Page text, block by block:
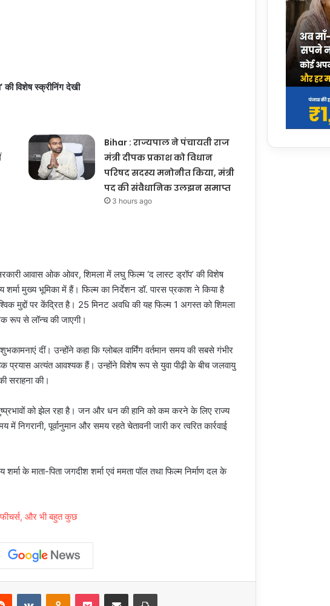
की विशेष स्क्रीनिंग देखी
Bihar : राज्यपाल ने पंचायती राज
मंत्री दीपक प्रकाश को विधान
परिषद सदस्य मनोनीत किया, मंत्री
पद की संवैधानिक उलझन समाप्त
3 hours ago
आवास ओक ओवर, शिमला में लघु फिल्म ‘द लास्ट ड्रॉप’ की विशेष
मुख्य भूमिका में हैं। फिल्म का निर्देशन डॉ. पारस प्रकाश ने किया है
मुद्दों पर केंद्रित है। 25 मिनट अवधि की यह फिल्म 1 अगस्त को शिमला
रूप से लॉन्च की जाएगी।
दीं। उन्होंने कहा कि ग्लोबल वार्मिंग वर्तमान समय की सबसे गंभीर
प्रयास अत्यंत आवश्यक हैं। उन्होंने विशेष रूप से युवा पीढ़ी के बीच जलवायु
सराहना की।
को झेल रहा है। जन और धन की हानि को कम करने के लिए राज्य
निगरानी, पूर्वानुमान और समय रहते चेतावनी जारी कर त्वरित कार्रवाई
के माता-पिता जगदीश शर्मा एवं ममता पॉल तथा फिल्म निर्माण दल के
और भी बहुत कुछ
Reddit VKontakteOdnoklassniki
Pocket Share via Email Print